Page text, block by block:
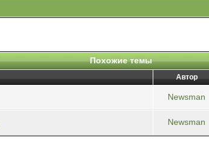
Похожие темы
Автор
Newsman
Newsman